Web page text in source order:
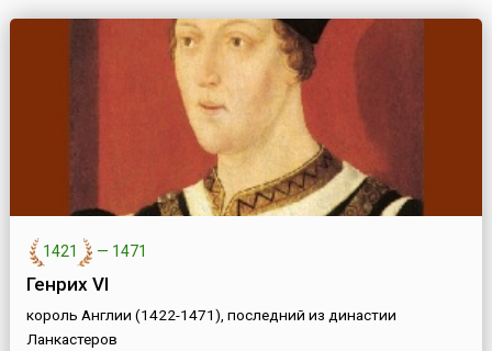
1421 — 1471
Генрих VI
король Англии (1422-1471), последний из династии
Ланкастеров